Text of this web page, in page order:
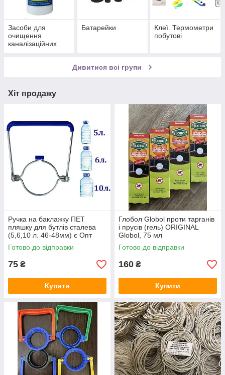
Засоби для
очищення
каналізаційних
Батарейки
Клеї. Термометри
побутові
Дивитися всі групи
Хіт продажу
Ручка на баклажку ПЕТ
пляшку для бутлів сталева
(5,6,10 л. 46-48мм) є Опт
Готово до відправки
75 ₴
Купити
Глобол Globol проти тарганів
і прусів (гель) ORIGINAL
Globol, 75 мл
Готово до відправки
160 ₴
Купити